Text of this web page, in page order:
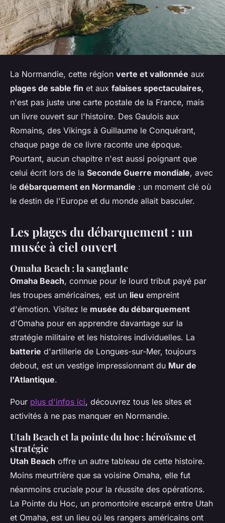
La Normandie, cette région verte et vallonnée aux
plages de sable fin et aux falaises spectaculaires,
n'est pas juste une carte postale de la France, mais
un livre ouvert sur l'histoire. Des Gaulois aux
Romains, des Vikings à Guillaume le Conquérant,
chaque page de ce livre raconte une époque.
Pourtant, aucun chapitre n'est aussi poignant que
celui écrit lors de la Seconde Guerre mondiale, avec
le débarquement en Normandie : un moment clé où
le destin de l'Europe et du monde allait basculer.
Les plages du débarquement : un
musée à ciel ouvert
Omaha Beach : la sanglante
Omaha Beach, connue pour le lourd tribut payé par
les troupes américaines, est un lieu empreint
d'émotion. Visitez le musée du débarquement
d'Omaha pour en apprendre davantage sur la
stratégie militaire et les histoires individuelles. La
batterie d'artillerie de Longues-sur-Mer, toujours
debout, est un vestige impressionnant du Mur de
l'Atlantique.
Pour plus d'infos ici, découvrez tous les sites et
activités à ne pas manquer en Normandie.
Utah Beach et la pointe du hoc : héroïsme et
stratégie
Utah Beach offre un autre tableau de cette histoire.
Moins meurtrière que sa voisine Omaha, elle fut
néanmoins cruciale pour la réussite des opérations.
La Pointe du Hoc, un promontoire escarpé entre Utah
et Omaha, est un lieu où les rangers américains ont